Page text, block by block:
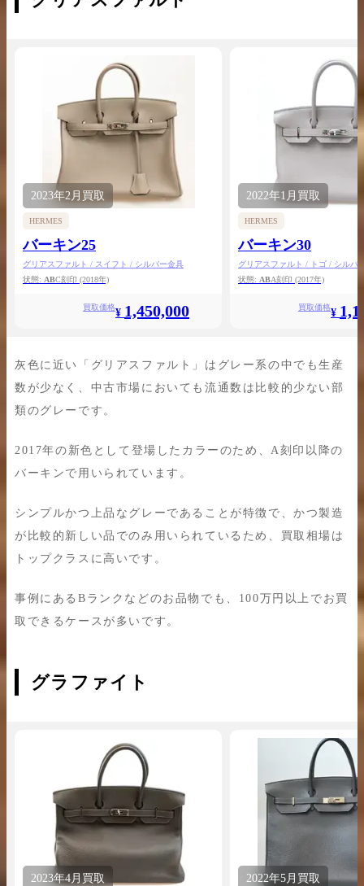
2023年2月 買取
HERMES
バーキン25
グリアスファルト / スイフト / シルバー金具
状態: ABC刻印 (2018年)
買取価格¥ 1,450,000
2022年1月 買取
HERMES
バーキン30
グリアスファルト / トゴ / シルバ
状態: ABA刻印 (2017年)
買取価格¥
灰色に近い「グリアスファルト」はグレー系の中でも生産
数が少なく、中古市場においても流通数は比較的少ない部
類のグレーです。
2017年の新色として登場したカラーのため、A刻印以降の
バーキンで用いられています。
シンプルかつ上品なグレーであることが特徴で、かつ製造
が比較的新しい品でのみ用いられているため、買取相場は
トップクラスに高いです。
事例にあるBランクなどのお品物でも、100万円以上でお買
取できるケースが多いです。
グラファイト
2023年4月 買取 2022年5月 買取